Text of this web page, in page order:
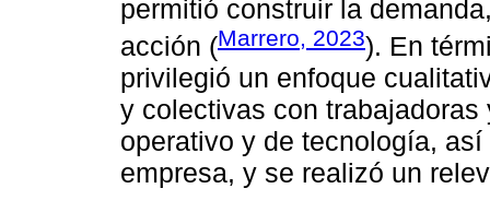
permitió construir la
acción (Marrero, 2023). En
privilegió un enfoque
y colectivas con
operativo y de tecnología,
empresa, y se realizó un